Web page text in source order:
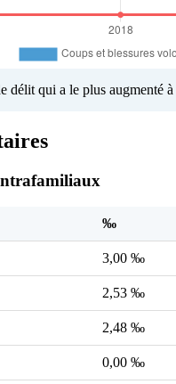
délit qui a le plus augmenté à
‰
3,00 ‰
2,53 ‰
2,48 ‰
0,00 ‰